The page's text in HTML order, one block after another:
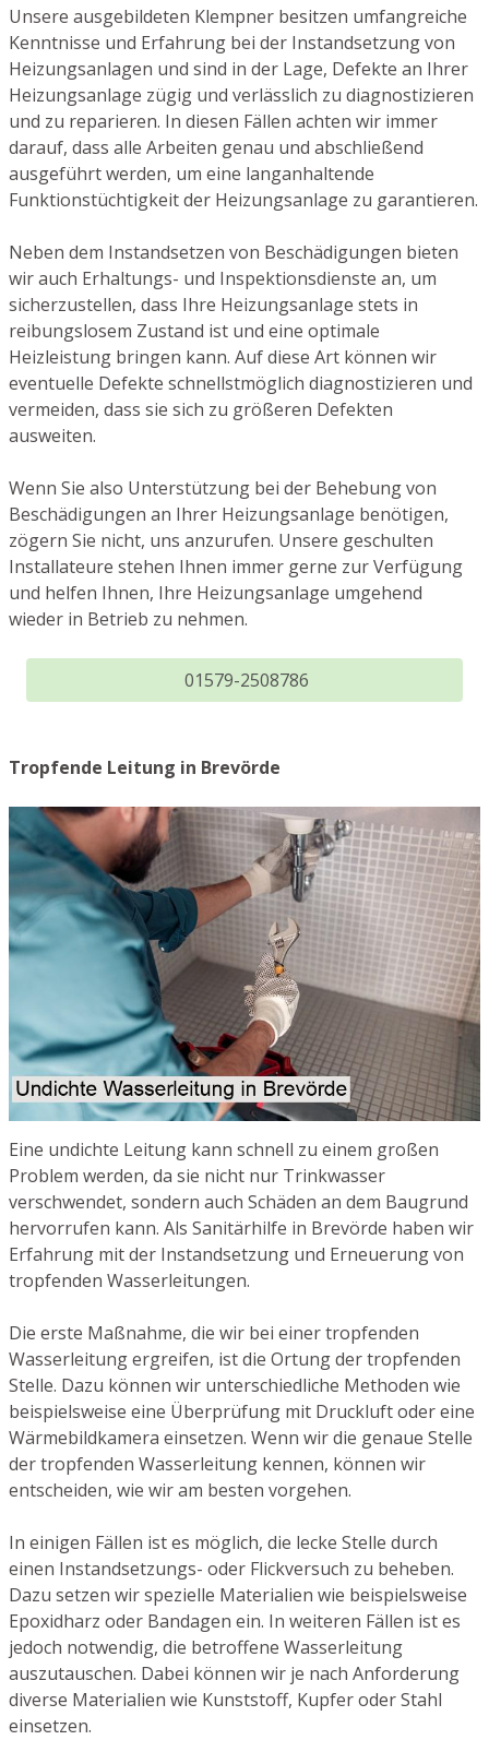
Unsere ausgebildeten Klempner besitzen umfangreiche
Kenntnisse und Erfahrung bei der Instandsetzung von
Heizungsanlagen und sind in der Lage, Defekte an Ihrer
Heizungsanlage zügig und verlässlich zu diagnostizieren
und zu reparieren. In diesen Fällen achten wir immer
darauf, dass alle Arbeiten genau und abschließend
ausgeführt werden, um eine langanhaltende
Funktionstüchtigkeit der Heizungsanlage zu garantieren.
Neben dem Instandsetzen von Beschädigungen bieten
wir auch Erhaltungs- und Inspektionsdienste an, um
sicherzustellen, dass Ihre Heizungsanlage stets in
reibungslosem Zustand ist und eine optimale
Heizleistung bringen kann. Auf diese Art können wir
eventuelle Defekte schnellstmöglich diagnostizieren und
vermeiden, dass sie sich zu größeren Defekten
ausweiten.
Wenn Sie also Unterstützung bei der Behebung von
Beschädigungen an Ihrer Heizungsanlage benötigen,
zögern Sie nicht, uns anzurufen. Unsere geschulten
Installateure stehen Ihnen immer gerne zur Verfügung
und helfen Ihnen, Ihre Heizungsanlage umgehend
wieder in Betrieb zu nehmen.
01579-2508786
Tropfende Leitung in Brevörde
Eine undichte Leitung kann schnell zu einem großen
Problem werden, da sie nicht nur Trinkwasser
verschwendet, sondern auch Schäden an dem Baugrund
hervorrufen kann. Als Sanitärhilfe in Brevörde haben wir
Erfahrung mit der Instandsetzung und Erneuerung von
tropfenden Wasserleitungen.
Die erste Maßnahme, die wir bei einer tropfenden
Wasserleitung ergreifen, ist die Ortung der tropfenden
Stelle. Dazu können wir unterschiedliche Methoden wie
beispielsweise eine Überprüfung mit Druckluft oder eine
Wärmebildkamera einsetzen. Wenn wir die genaue Stelle
der tropfenden Wasserleitung kennen, können wir
entscheiden, wie wir am besten vorgehen.
In einigen Fällen ist es möglich, die lecke Stelle durch
einen Instandsetzungs- oder Flickversuch zu beheben.
Dazu setzen wir spezielle Materialien wie beispielsweise
Epoxidharz oder Bandagen ein. In weiteren Fällen ist es
jedoch notwendig, die betroffene Wasserleitung
auszutauschen. Dabei können wir je nach Anforderung
diverse Materialien wie Kunststoff, Kupfer oder Stahl
einsetzen.